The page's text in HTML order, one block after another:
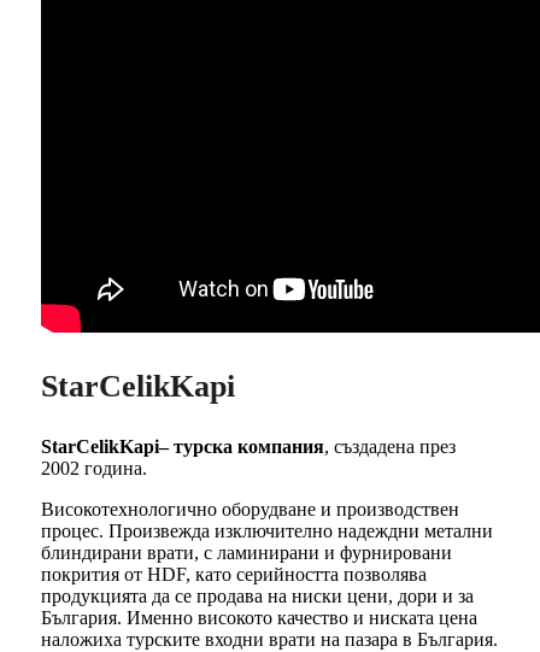
StarCelikKapi
StarCelikKapi– турска компания, създадена през
2002 година.
Високотехнологично оборудване и производствен
процес. Произвежда изключително надеждни метални
блиндирани врати, с ламинирани и фурнировани
покрития от HDF, като серийността позволява
продукцията да се продава на ниски цени, дори и за
България. Именно високото качество и ниската цена
наложиха турските входни врати на пазара в България.